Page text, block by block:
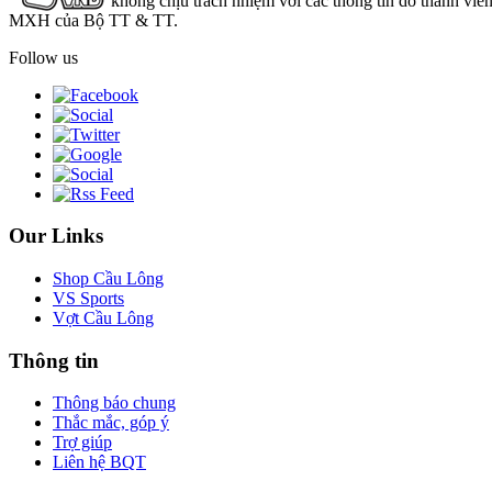
MXH của Bộ TT & TT.
Follow us
Our Links
Shop Cầu Lông
VS Sports
Vợt Cầu Lông
Thông tin
Thông báo chung
Thắc mắc, góp ý
Trợ giúp
Liên hệ BQT